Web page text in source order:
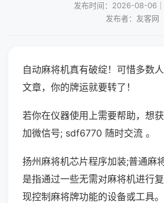
发布时间：2026-08-06
发布者：友客网
自动麻将机真有破绽！可惜多数
文章，你的牌运就要转了！
若你在仪器使用上需要帮助，想
加微信号; sdf6770 随时交流 。
扬州麻将机芯片程序加装;普通麻
是指通过一些无需对麻将机进行
现控制麻将牌功能的设备或工具。